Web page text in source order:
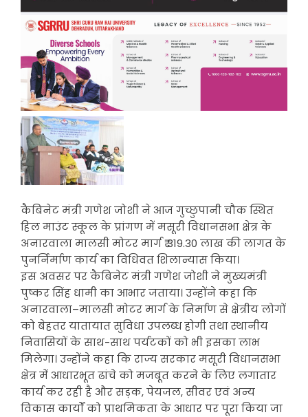
कैबिनेट मंत्री गणेश जोशी ने आज गुच्छुपानी चौक स्थित
हिल माउंट स्कूल के प्रांगण में मसूरी विधानसभा क्षेत्र के
अनारवाला मालसी मोटर मार्ग ₹ 319.30 लाख की लागत के
पुनर्निर्माण कार्य का विधिवत शिलान्यास किया।
इस अवसर पर कैबिनेट मंत्री गणेश जोशी ने मुख्यमंत्री
पुष्कर सिंह धामी का आभार जताया। उन्होंने कहा कि
अनारवाला–मालसी मोटर मार्ग के निर्माण से क्षेत्रीय लोगों
को बेहतर यातायात सुविधा उपलब्ध होगी तथा स्थानीय
निवासियों के साथ-साथ पर्यटकों को भी इसका लाभ
मिलेगा। उन्होंने कहा कि राज्य सरकार मसूरी विधानसभा
क्षेत्र में आधारभूत ढांचे को मजबूत करने के लिए लगातार
कार्य कर रही है और सड़क, पेयजल, सीवर एवं अन्य
विकास कार्यों को प्राथमिकता के आधार पर पूरा किया जा